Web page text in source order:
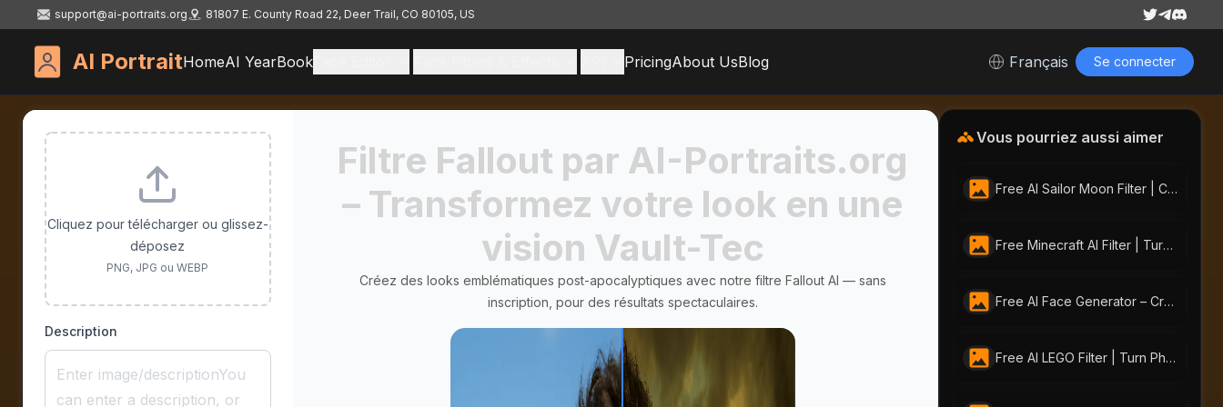
support@ai-portraits.org 81807 E. County Road 22, Deer Trail, CO 80105, US
AI PortraitHomeAI YearBook PricingAbout UsBlog Français Se connecter
Cliquez pour télécharger ou glissez-
déposez
PNG, JPG ou WEBP
Description
Filtre Fallout par AI-Portraits.org
– Transformez votre look en une
vision Vault-Tec
Créez des looks emblématiques post-apocalyptiques avec notre filtre Fallout AI — sans
inscription, pour des résultats spectaculaires.
Vous pourriez aussi aimer
Free AI Sailor Moon Filter | Create Anime Portraits with AI-Portraits.org
Free Minecraft AI Filter | Turn Any Photo into Pixel Art with AI-Portraits.org
Free AI Face Generator – Create Realistic Faces from Text or Photo | AI-Portraits.org
Free AI LEGO Filter | Turn Photos into LEGO Art with AI Portraits